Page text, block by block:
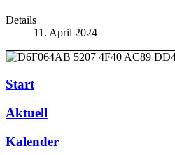
Details
11. April 2024
Start
Aktuell
Kalender